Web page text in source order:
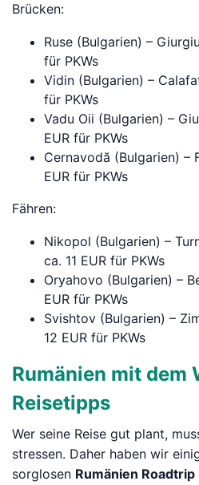
Brücken:
Ruse (Bulgarien) –
für PKWs
Vidin (Bulgarien) –
für PKWs
Vadu Oii (Bulgarien) –
EUR für PKWs
Cernavodă (Bulgarien) –
EUR für PKWs
Fähren:
Nikopol (Bulgarien) –
ca. 11 EUR für PKWs
Oryahovo (Bulgarien) –
EUR für PKWs
Svishtov (Bulgarien) –
12 EUR für PKWs
Rumänien mit dem
Reisetipps
Wer seine Reise gut plant,
stressen. Daher haben wir
sorglosen Rumänien